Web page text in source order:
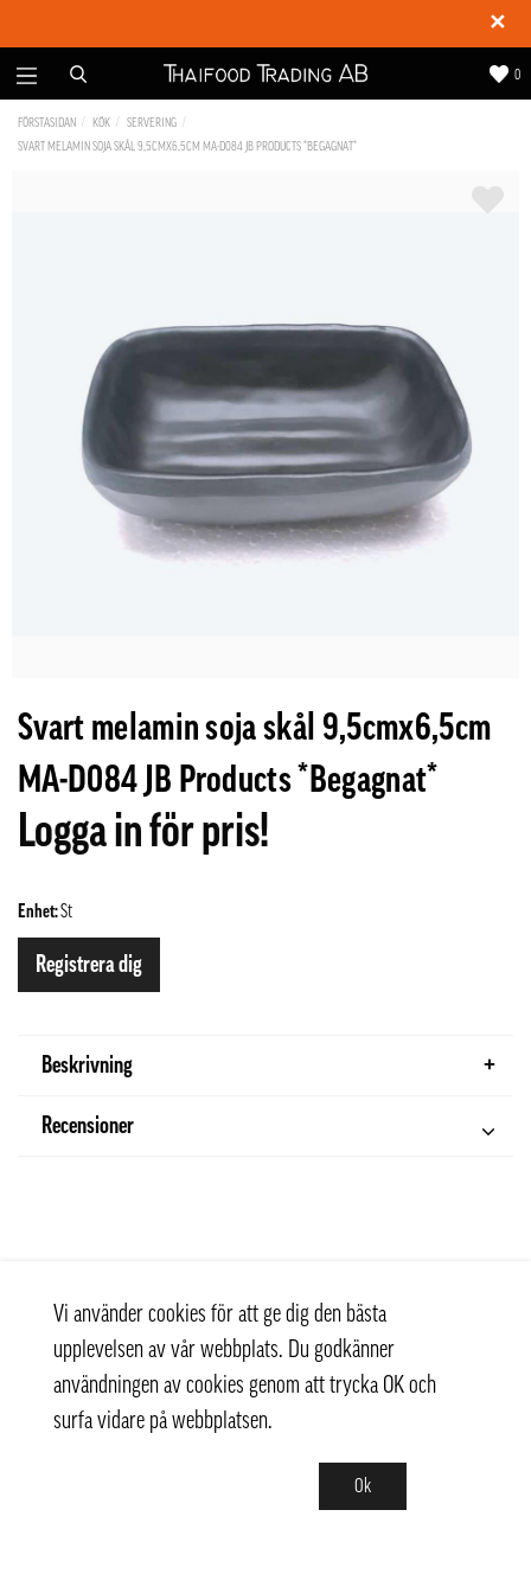
✕
0
FÖRSTASIDAN KÖK
SERVERING
SVART MELAMIN SOJA SKÅL 9,5CMX6,5CM MA-D084 JB PRODUCTS *BEGAGNAT*
Svart melamin soja skål 9,5cmx6,5cm
MA-D084 JB Products *Begagnat*
Logga in för pris!
Enhet:St
Registrera dig
Beskrivning
Recensioner
Vi använder cookies för att ge dig den bästa
upplevelsen av vår webbplats. Du godkänner
användningen av cookies genom att trycka OK och
surfa vidare på webbplatsen.
Ok